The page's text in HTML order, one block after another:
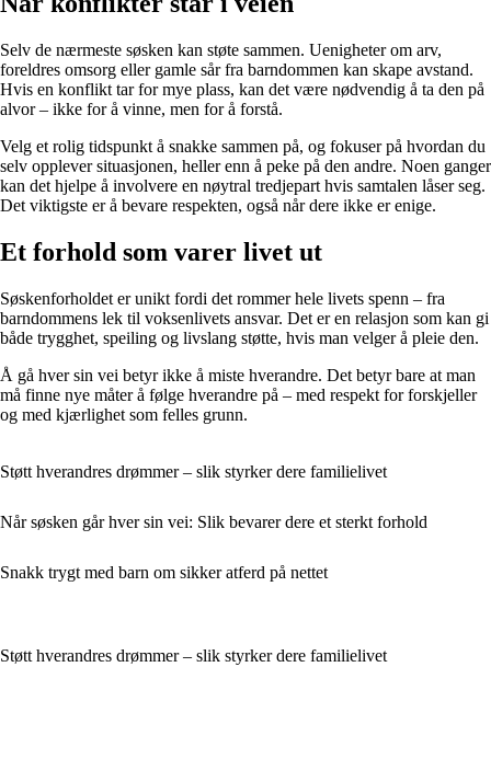
Selv de nærmeste søsken kan støte sammen. Uenigheter om arv,
foreldres omsorg eller gamle sår fra barndommen kan skape avstand.
Hvis en konflikt tar for mye plass, kan det være nødvendig å ta den på
alvor – ikke for å vinne, men for å forstå.
Velg et rolig tidspunkt å snakke sammen på, og fokuser på hvordan du
selv opplever situasjonen, heller enn å peke på den andre. Noen ganger
kan det hjelpe å involvere en nøytral tredjepart hvis samtalen låser seg.
Det viktigste er å bevare respekten, også når dere ikke er enige.
Et forhold som varer livet ut
Søskenforholdet er unikt fordi det rommer hele livets spenn – fra
barndommens lek til voksenlivets ansvar. Det er en relasjon som kan gi
både trygghet, speiling og livslang støtte, hvis man velger å pleie den.
Å gå hver sin vei betyr ikke å miste hverandre. Det betyr bare at man
må finne nye måter å følge hverandre på – med respekt for forskjeller
og med kjærlighet som felles grunn.
Støtt hverandres drømmer – slik styrker dere familielivet
Når søsken går hver sin vei: Slik bevarer dere et sterkt forhold
Snakk trygt med barn om sikker atferd på nettet
Støtt hverandres drømmer – slik styrker dere familielivet